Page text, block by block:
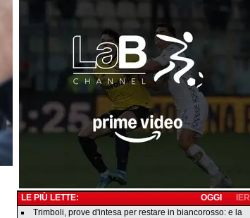
LE PIÙ LETTE: IERI
OGGI
Trimboli, prove d'intesa per restare in biancorosso: e la